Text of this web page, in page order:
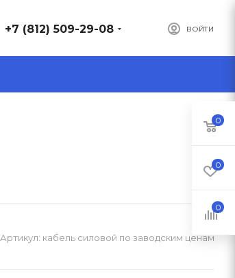
ВОЙТИ
+7 (812) 509-29-08
Артикул: кабель силовой по заводским ценам
0
0
0